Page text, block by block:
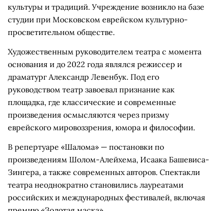
культуры и традиций. Учреждение возникло на базе
студии при Московском еврейском культурно-
просветительном обществе.
Художественным руководителем театра с момента
основания и до 2022 года являлся режиссер и
драматург Александр Левенбук. Под его
руководством театр завоевал признание как
площадка, где классические и современные
произведения осмысляются через призму
еврейского мировоззрения, юмора и философии.
В репертуаре «Шалома» — постановки по
произведениям Шолом-Алейхема, Исаака Башевиса-
Зингера, а также современных авторов. Спектакли
театра неоднократно становились лауреатами
российских и международных фестивалей, включая